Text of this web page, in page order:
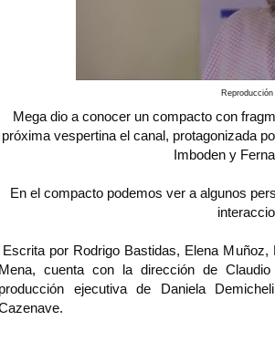
Reproducción
Mega dio a conocer un compacto con
próxima vespertina el canal, protagonizada
Imboden y
En el compacto podemos ver a algunos
Escrita por Rodrigo Bastidas, Elena
Mena, cuenta con la dirección de
producción ejecutiva de Daniela